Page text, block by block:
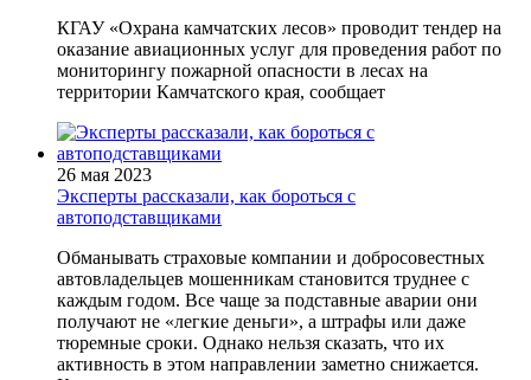
КГАУ «Охрана камчатских лесов» проводит тендер на
оказание авиационных услуг для проведения работ по
мониторингу пожарной опасности в лесах на
территории Камчатского края, сообщает
26 мая 2023
Эксперты рассказали, как бороться с
автоподставщиками
Обманывать страховые компании и добросовестных
автовладельцев мошенникам становится труднее с
каждым годом. Все чаще за подставные аварии они
получают не «легкие деньги», а штрафы или даже
тюремные сроки. Однако нельзя сказать, что их
активность в этом направлении заметно снижается.